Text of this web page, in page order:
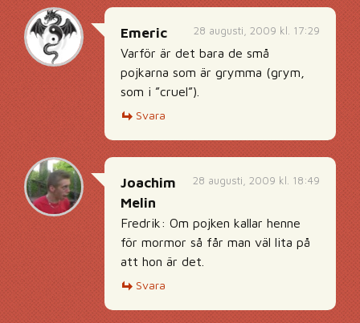
28 augusti, 2009 kl. 17:29
Emeric
Varför är det bara de små
pojkarna som är grymma (grym,
som i ”cruel”).
Svara
28 augusti, 2009 kl. 18:49
Joachim
Melin
Fredrik: Om pojken kallar henne
för mormor så får man väl lita på
att hon är det.
Svara